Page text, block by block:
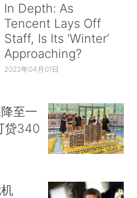
In Depth: As
Tencent Lays Off
Staff, Is Its ‘Winter’
Approaching?
2022年04月01日
至一
贷340